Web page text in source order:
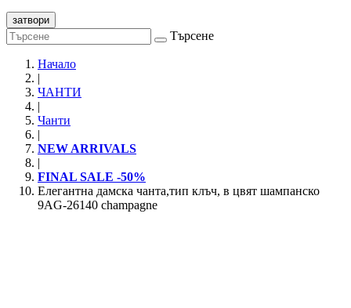
затвори
Търсене
Начало
|
ЧАНТИ
|
Чанти
|
NEW ARRIVALS
|
FINAL SALE -50%
Елегантна дамска чанта,тип клъч, в цвят шампанско
9AG-26140 champagne